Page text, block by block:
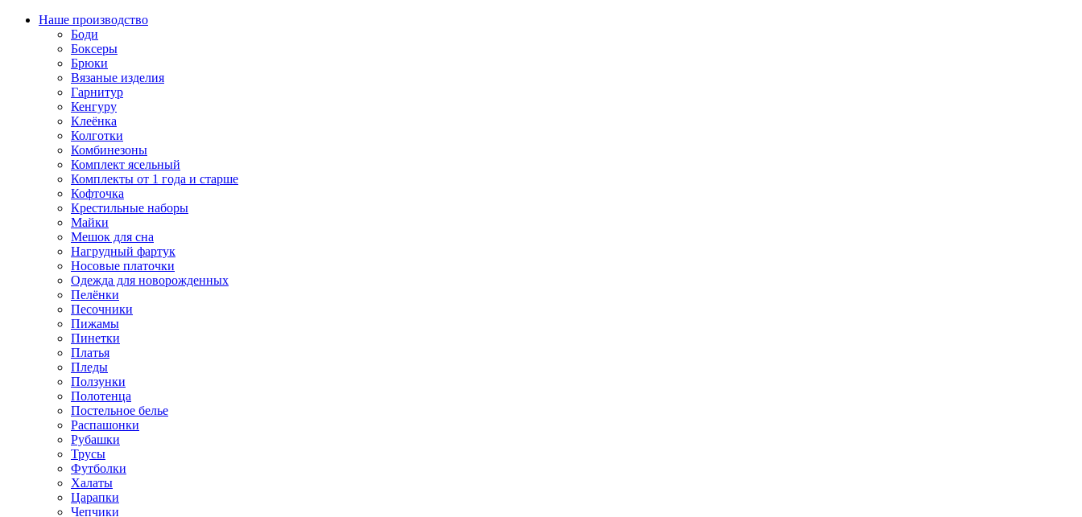
Наше производство
Боди
Боксеры
Брюки
Вязаные изделия
Гарнитур
Кенгуру
Клеёнка
Колготки
Комбинезоны
Комплект ясельный
Комплекты от 1 года и старше
Кофточка
Крестильные наборы
Майки
Мешок для сна
Нагрудный фартук
Носовые платочки
Одежда для новорожденных
Пелёнки
Песочники
Пижамы
Пинетки
Платья
Пледы
Ползунки
Полотенца
Постельное белье
Распашонки
Рубашки
Трусы
Футболки
Халаты
Царапки
Чепчики